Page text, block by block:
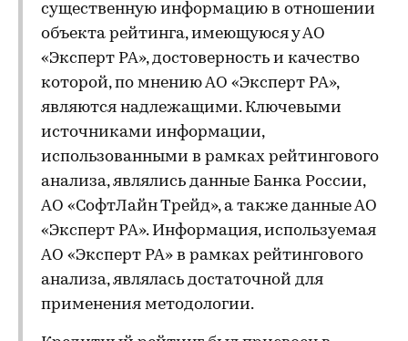
существенную информацию в отношении
объекта рейтинга, имеющуюся у АО
«Эксперт РА», достоверность и качество
которой, по мнению АО «Эксперт РА»,
являются надлежащими. Ключевыми
источниками информации,
использованными в рамках рейтингового
анализа, являлись данные Банка России,
АО «СофтЛайн Трейд», а также данные АО
«Эксперт РА». Информация, используемая
АО «Эксперт РА» в рамках рейтингового
анализа, являлась достаточной для
применения методологии.